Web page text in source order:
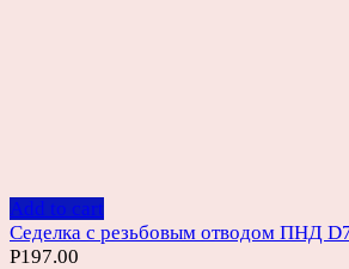
Add to cart
Седелка с резьбовым отводом ПНД
Р197.00